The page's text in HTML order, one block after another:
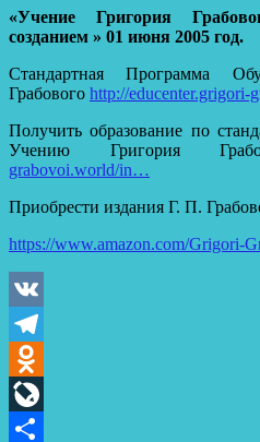
«Учение Григория
созданием » 01 июня 2005 год.
Стандартная Программа
Грабового http://educenter.grigori-
Получить образование по
Учению Григория
grabovoi.world/in…
Приобрести издания Г. П.
https://www.amazon.com/Grigori-
VK
Telegram
Odnoklassniki
LiveJournal